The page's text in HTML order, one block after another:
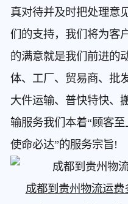
真对待并及时把处理意
们的支持，我们将为客
的满意就是我们前进的
体、工厂、贸易商、批
大件运输、普快特快、
输服务我们本着“顾客至
使命必达”的服务宗旨!
成都到贵州物流运费